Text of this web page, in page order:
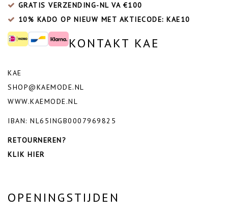
GRATIS VERZENDING-NL VA €100
10% KADO OP NIEUW MET AKTIECODE: KAE10
KONTAKT KAE
KAE
SHOP@KAEMODE.NL
WWW.KAEMODE.NL
IBAN: NL65INGB0007969825
RETOURNEREN?
KLIK HIER
OPENINGSTIJDEN